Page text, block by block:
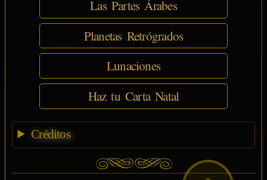
Las Partes Árabes
Planetas Retrógrados
Lunaciones
Haz tu Carta Natal
Créditos